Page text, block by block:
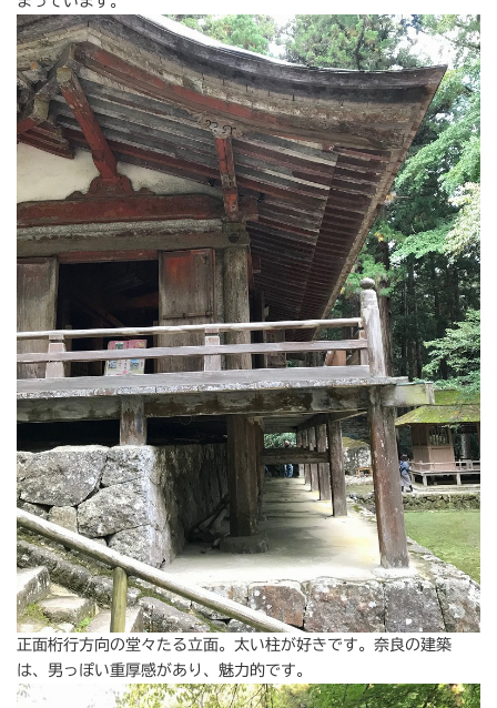
正面桁行方向の堂々たる立面。太い柱が好きです。奈良の建築
は、男っぽい重厚感があり、魅力的です。